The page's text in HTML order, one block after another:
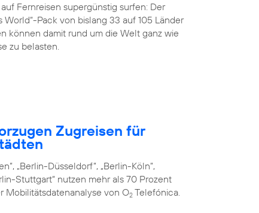
Fernreisen supergünstig surfen: Der
World“-Pack von bislang 33 auf 105 Länder
können damit rund um die Welt ganz wie
zu belasten.
Zugreisen für
„Berlin-Düsseldorf”, „Berlin-Köln”,
Stuttgart“ nutzen mehr als 70 Prozent
Mobilitätsdatenanalyse von O2 Telefónica.